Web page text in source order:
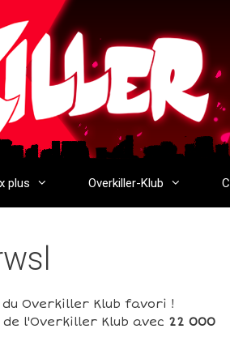
plus Overkiller-Klub
Overkiller Klub favori !
l'Overkiller Klub avec 22 000